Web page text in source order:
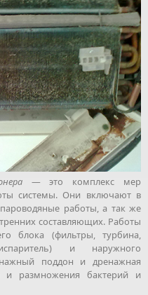
— это комплекс мер
системы. Они включают в
работы, а так же
составляющих. Работы
блока (фильтры, турбина,
и наружного
поддон и дренажная
и размножения бактерий и